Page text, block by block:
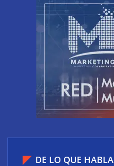
El riesgo oculto del
DE LO QUE